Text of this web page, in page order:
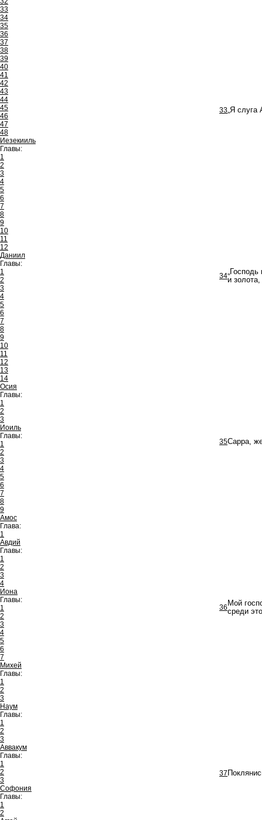
33
34
35
36
37
38
39
40
41
42
43
44
45
46
47
48
Иезекииль
Главы:
1
2
3
4
5
6
7
8
9
10
11
12
Даниил
Главы:
1
2
3
4
5
6
7
8
9
10
11
12
13
14
Осия
Главы:
1
2
3
Иоиль
Главы:
1
2
3
4
5
6
7
8
9
Амос
Глава:
1
Авдий
Главы:
1
2
3
4
Иона
Главы:
1
2
3
4
5
6
7
Михей
Главы:
1
2
3
Наум
Главы:
1
2
3
Аввакум
Главы:
1
2
3
Софония
Главы:
1
2
33„Я слуга
34и
35Сарра,
36 Мой
среди
37